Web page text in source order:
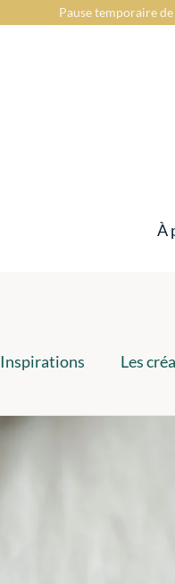
Pause temporaire
À
Inspirations Les